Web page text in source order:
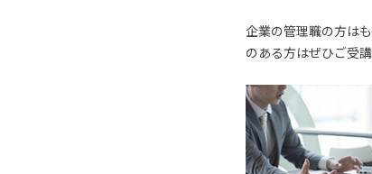
企業の管理職の方は
のある方はぜひご受講